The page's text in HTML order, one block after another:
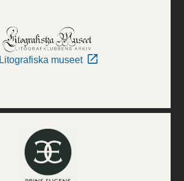
Litografiska museet